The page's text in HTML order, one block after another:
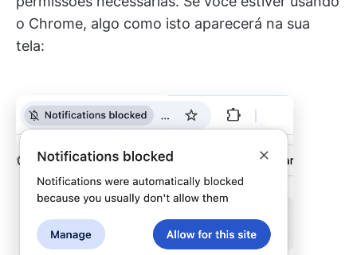
o Chrome, algo como isto aparecerá na sua
tela: